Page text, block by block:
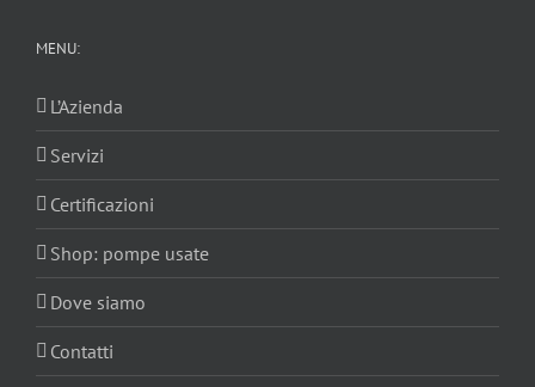
MENU:
L’Azienda
Servizi
Certificazioni
Shop: pompe usate
Dove siamo
Contatti